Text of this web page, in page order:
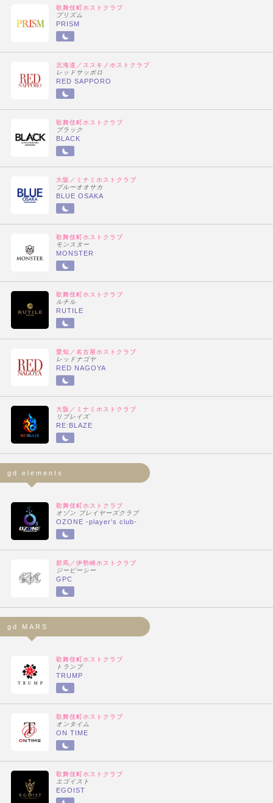
歌舞伎町ホストクラブ
プリズム
PRISM
北海道／ススキノホストクラブ
レッドサッポロ
RED SAPPORO
歌舞伎町ホストクラブ
ブラック
BLACK
大阪／ミナミホストクラブ
ブルーオオサカ
BLUE OSAKA
歌舞伎町ホストクラブ
モンスター
MONSTER
歌舞伎町ホストクラブ
ルチル
RUTILE
愛知／名古屋ホストクラブ
レッドナゴヤ
RED NAGOYA
大阪／ミナミホストクラブ
リブレイズ
RE:BLAZE
gd elements
歌舞伎町ホストクラブ
オゾン プレイヤーズクラブ
OZONE -player's club-
群馬／伊勢崎ホストクラブ
ジーピーシー
GPC
gd MARS
歌舞伎町ホストクラブ
トランプ
TRUMP
歌舞伎町ホストクラブ
オンタイム
ON TIME
歌舞伎町ホストクラブ
エゴイスト
EGOIST